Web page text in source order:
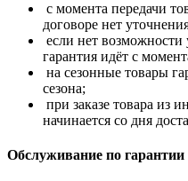
с момента передачи
договоре нет
если нет возможности
гарантия идёт с
на сезонные товары
сезона;
при заказе товара из
начинается со дня
Обслуживание по гарантии